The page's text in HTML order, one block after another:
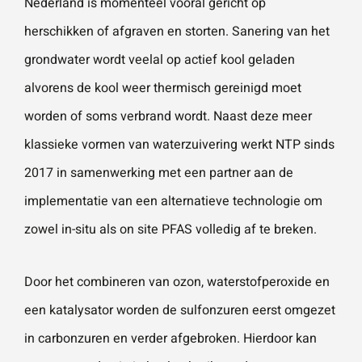
herschikken of afgraven en storten. Sanering van het
grondwater wordt veelal op actief kool geladen
alvorens de kool weer thermisch gereinigd moet
worden of soms verbrand wordt. Naast deze meer
klassieke vormen van waterzuivering werkt NTP sinds
2017 in samenwerking met een partner aan de
implementatie van een alternatieve technologie om
zowel in-situ als on site PFAS volledig af te breken.
Door het combineren van ozon, waterstofperoxide en
een katalysator worden de sulfonzuren eerst omgezet
in carbonzuren en verder afgebroken. Hierdoor kan